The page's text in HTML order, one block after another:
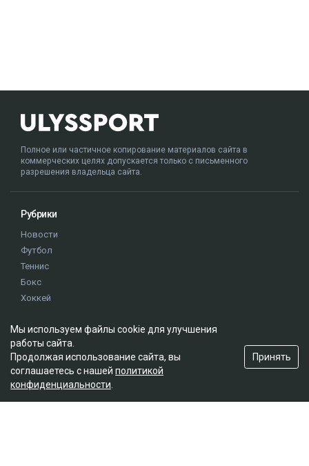
Полное или частичное копирование материалов сайта в
коммерческих целях допускается только с письменного
разрешения владельца сайта.
Рубрики
Новости
Футбол
Теннис
Бокс
Хоккей
Истории
Олимпиада
Редакция
О проекте
Мы используем файлы cookie для улучшения
работы сайта.
Продолжая использование сайта, вы
соглашаетесь с нашей политикой
конфиденциальности
Принять